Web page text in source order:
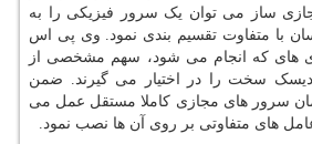
ساز می توان یک سرور فیزیکی را به
با متفاوت تقسیم بندی نمود. وی پی اس
های که انجام می شود، سهم مشخصی از
سخت را در اختیار می گیرند. ضمن
سرور های مجازی کاملا مستقل عمل می
های متفاوتی بر روی آن ها نصب نمود.